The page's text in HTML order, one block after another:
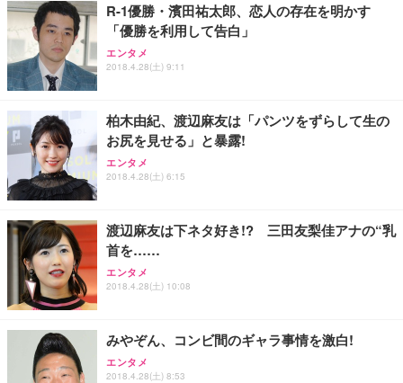
R-1優勝・濱田祐太郎、恋人の存在を明かす
「優勝を利用して告白」
エンタメ
2018.4.28(土) 9:11
柏木由紀、渡辺麻友は「パンツをずらして生の
お尻を見せる」と暴露!
エンタメ
2018.4.28(土) 6:15
渡辺麻友は下ネタ好き!? 三田友梨佳アナの“乳
首を……
エンタメ
2018.4.28(土) 10:08
みやぞん、コンビ間のギャラ事情を激白!
エンタメ
2018.4.28(土) 8:53